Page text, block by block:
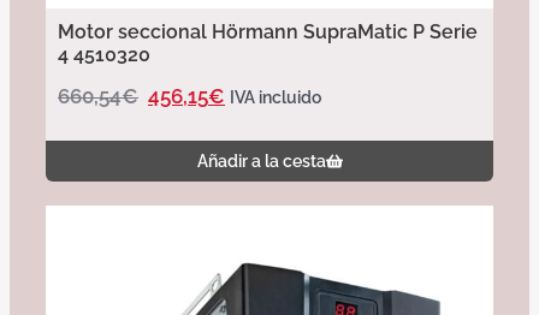
Motor seccional Hörmann SupraMatic P Serie
4 4510320
660,54€ 456,15€ IVA incluido
Añadir a la cesta